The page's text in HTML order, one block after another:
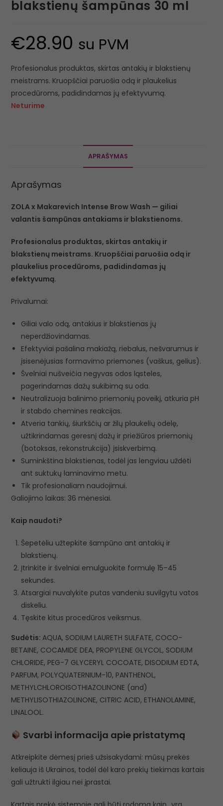
blakstienų šampūnas 30 ml
€28.90 su PVM
Profesionalus produktas, skirtas antakių ir blakstienų
meistrams. Kruopščiai paruošia odą ir plaukelius
procedūroms, padidindamas jų efektyvumą.
Neturime
APRAŠYMAS
Aprašymas
ZOLA x Makarevich Intense Brow Wash — giliai
valantis šampūnas antakiams ir blakstienoms.
Profesionalus produktas, skirtas antakių ir
blakstienų meistrams. Kruopščiai paruošia odą ir
plaukelius procedūroms, padidindamas jų
efektyvumą.
Privalumai:
Giliai valo odą, antakius ir blakstienas jų
neperdžiovindamas.
Efektyviai pašalina makiažą, riebalus, nešvarumus ir
įsisenėjusias formavimo priemones (vaškus, gelius).
Švelniai nušveičia negyvas odos ląsteles,
pagerindamas dažų sukibimą su oda.
Neutralizuoja balinimo priemonių poveikį, atkuria pH
ir stabdo chemines reakcijas.
Atveria tankių, šiurkščių ar žilų plaukelių odelę,
užtikrindamas geresnį dažų ir priežiūros priemonių
(botoksas, rekonstrukcija) įsiskverbimą.
Suminkština blakstienas, todėl jas lengviau uždėti
ant suktukų laminavimo metu.
Tik profesionaliam naudojimui.
Galiojimo laikas: 36 mėnesiai.
Kaip naudoti?
Šepetėliu užtepkite šampūno ant antakių ir
blakstienų.
Įtrinkite ir švelniai emulguokite formulę 15–45
sekundes.
Atsargiai nuvalykite putas vandeniu suvilgytu vatos
diskeliu.
Tęskite kitus procedūros veiksmus.
Sudėtis: AQUA, SODIUM LAURETH SULFATE, COCO-
BETAINE, COCAMIDE DEA, PROPYLENE GLYCOL, SODIUM
CHLORIDE, PEG-7 GLYCERYL COCOATE, DISODIUM EDTA,
PARFUM, POLYQUATERNIUM-10, PANTHENOL,
METHYLCHLOROISOTHIAZOLINONE (and)
METHYLISOTHIAZOLINONE, CITRIC ACID, ETHANOLAMINE,
LINALOOL.
Svarbi informacija apie pristatymą
Atkreipkite dėmesį prieš užsisakydami: mūsų prekės
keliauja iš Ukrainos, todėl dėl karo prekių tiekimas kartais
gali užtrukti ilgiau nei įprastai.